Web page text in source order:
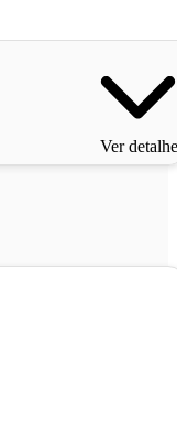
Ver